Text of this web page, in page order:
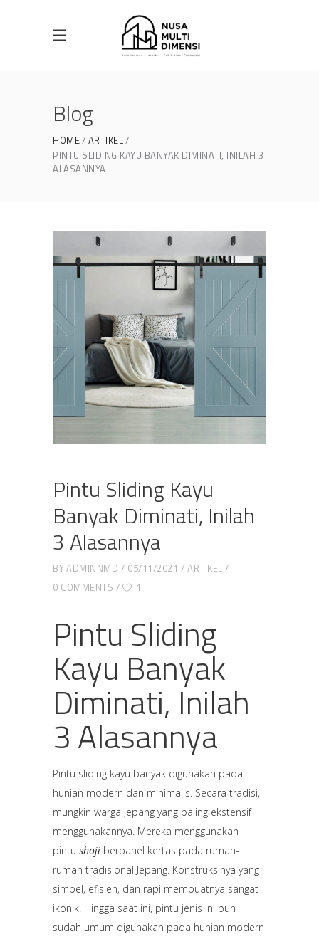
Blog
HOME ARTIKEL
PINTU SLIDING KAYU BANYAK DIMINATI, INILAH 3
ALASANNYA
Pintu Sliding Kayu
Banyak Diminati, Inilah
3 Alasannya
BYADMINNMD 05/11/2021
ARTIKEL
0 COMMENTS
1
Pintu Sliding
Kayu Banyak
Diminati, Inilah
3 Alasannya
Pintu sliding kayu banyak digunakan pada
hunian modern dan minimalis. Secara tradisi,
mungkin warga Jepang yang paling ekstensif
menggunakannya. Mereka menggunakan
pintu shoji berpanel kertas pada rumah-
rumah tradisional Jepang. Konstruksinya yang
simpel, efisien, dan rapi membuatnya sangat
ikonik. Hingga saat ini, pintu jenis ini pun
sudah umum digunakan pada hunian modern